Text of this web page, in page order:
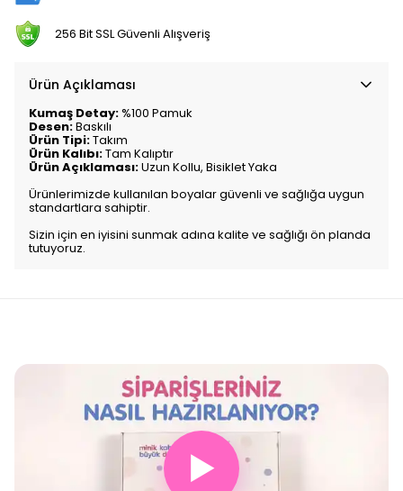
256 Bit SSL Güvenli Alışveriş
Ürün Açıklaması
Kumaş Detay:%100 Pamuk
Desen:Baskılı
Ürün Tipi:Takım
Ürün Kalıbı:Tam Kalıptır
Ürün Açıklaması:Uzun Kollu, Bisiklet Yaka
Ürünlerimizde kullanılan boyalar güvenli ve sağlığa uygun
standartlara sahiptir.
Sizin için en iyisini sunmak adına kalite ve sağlığı ön planda
tutuyoruz.
▶